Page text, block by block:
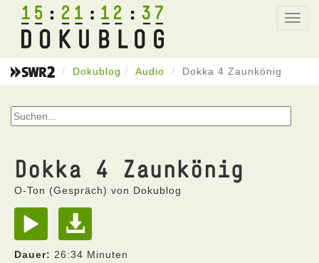
15 21 12 37
Dokublog Audio Dokka 4 Zaunkönig
Dokka 4 Zaunkönig
O-Ton (Gespräch) von Dokublog
Dauer: 26:34 Minuten